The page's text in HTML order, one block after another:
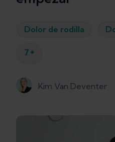
Dolor de rodilla
7 +
Kim Van Deventer